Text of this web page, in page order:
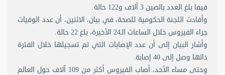
فيما بلغ العدد بالصين 3 آلاف و122 حالة.
وأفادت اللجنة الحكومية للصحة، في بيان، الاثنين، أن عدد الوفيات
جراء الفيروس خلال الساعات الـ24 الأخيرة، بلغ 22 حالة.
وأشار البيان إلى أن عدد الإصابات التي تم تسجيلها خلال الفترة
ذاتها وصل إلى 40 إصابة.
وحتى مساء الأحد، أصاب الفيروس أكثر من 109 آلاف حول العالم